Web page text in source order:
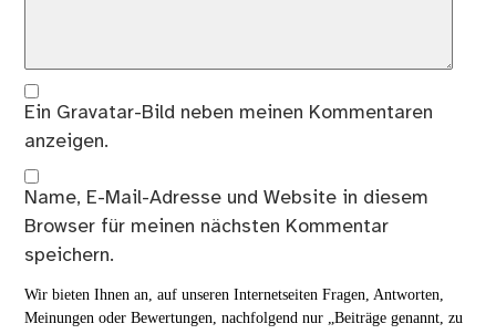
Ein Gravatar-Bild neben meinen Kommentaren
anzeigen.
Name, E-Mail-Adresse und Website in diesem
Browser für meinen nächsten Kommentar
speichern.
Wir bieten Ihnen an, auf unseren Internetseiten Fragen, Antworten,
Meinungen oder Bewertungen, nachfolgend nur „Beiträge genannt, zu